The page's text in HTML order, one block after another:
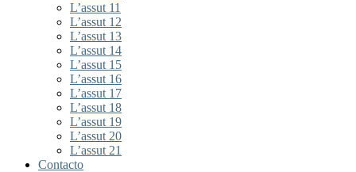
L’assut 11
L’assut 12
L’assut 13
L’assut 14
L’assut 15
L’assut 16
L’assut 17
L’assut 18
L’assut 19
L’assut 20
L’assut 21
Contacto